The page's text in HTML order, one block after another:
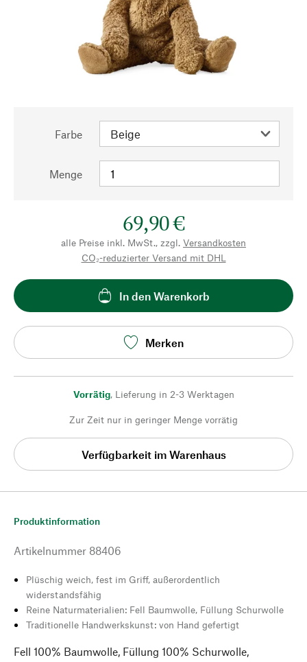
Farbe
Menge
69,90 €
alle Preise inkl. MwSt., zzgl. Versandkosten
CO₂-reduzierter Versand mit DHL
In den Warenkorb
Merken
Vorrätig, Lieferung in 2-3 Werktagen
Zur Zeit nur in geringer Menge vorrätig
Verfügbarkeit im Warenhaus
Produktinformation
Artikelnummer 88406
Plüschig weich, fest im Griff, außerordentlich
widerstandsfähig
Reine Naturmaterialien: Fell Baumwolle, Füllung Schurwolle
Traditionelle Handwerkskunst: von Hand gefertigt
Fell 100% Baumwolle, Füllung 100% Schurwolle,